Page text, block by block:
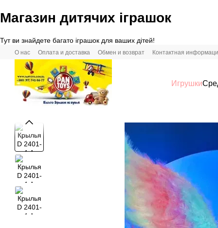
Перейти к основному контенту
Магазин дитячих іграшок
Тут ви знайдете багато іграшок для ваших дітей!
О нас Оплата и доставка Обмен и возврат Контактная
Игрушки